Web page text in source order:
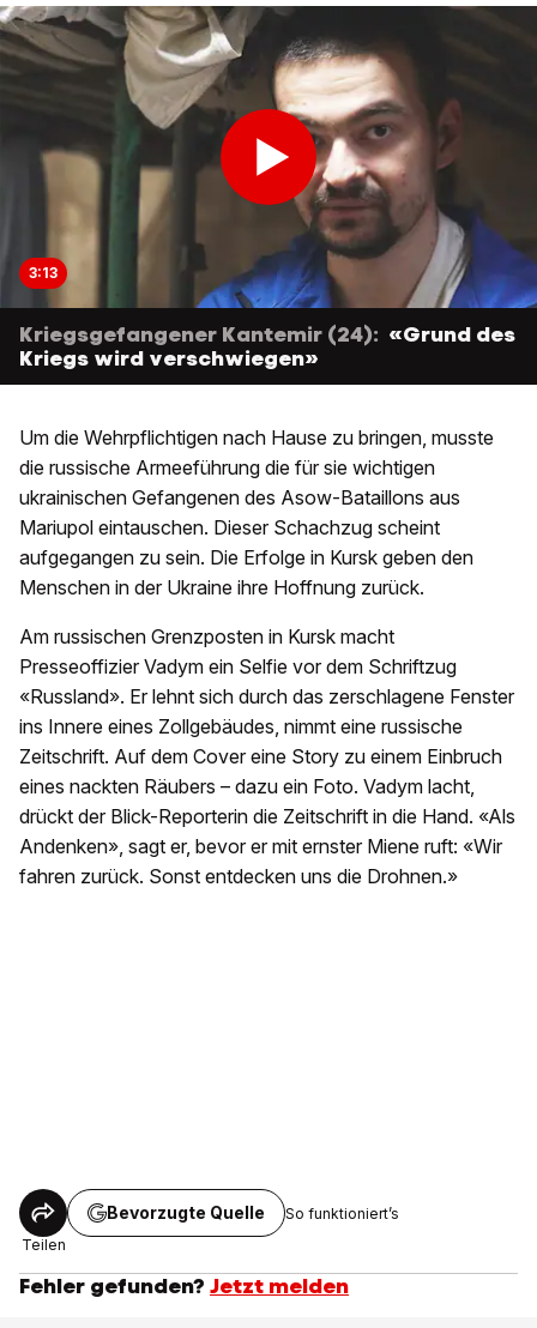
3:13
Kriegsgefangener Kantemir (24): «Grund des
Kriegs wird verschwiegen»
Um die Wehrpflichtigen nach Hause zu bringen, musste
die russische Armeeführung die für sie wichtigen
ukrainischen Gefangenen des Asow-Bataillons aus
Mariupol eintauschen. Dieser Schachzug scheint
aufgegangen zu sein. Die Erfolge in Kursk geben den
Menschen in der Ukraine ihre Hoffnung zurück.
Am russischen Grenzposten in Kursk macht
Presseoffizier Vadym ein Selfie vor dem Schriftzug
«Russland». Er lehnt sich durch das zerschlagene Fenster
ins Innere eines Zollgebäudes, nimmt eine russische
Zeitschrift. Auf dem Cover eine Story zu einem Einbruch
eines nackten Räubers – dazu ein Foto. Vadym lacht,
drückt der Blick-Reporterin die Zeitschrift in die Hand. «Als
Andenken», sagt er, bevor er mit ernster Miene ruft: «Wir
fahren zurück. Sonst entdecken uns die Drohnen.»
Teilen
Bevorzugte Quelle So funktioniert’s
Fehler gefunden? Jetzt melden